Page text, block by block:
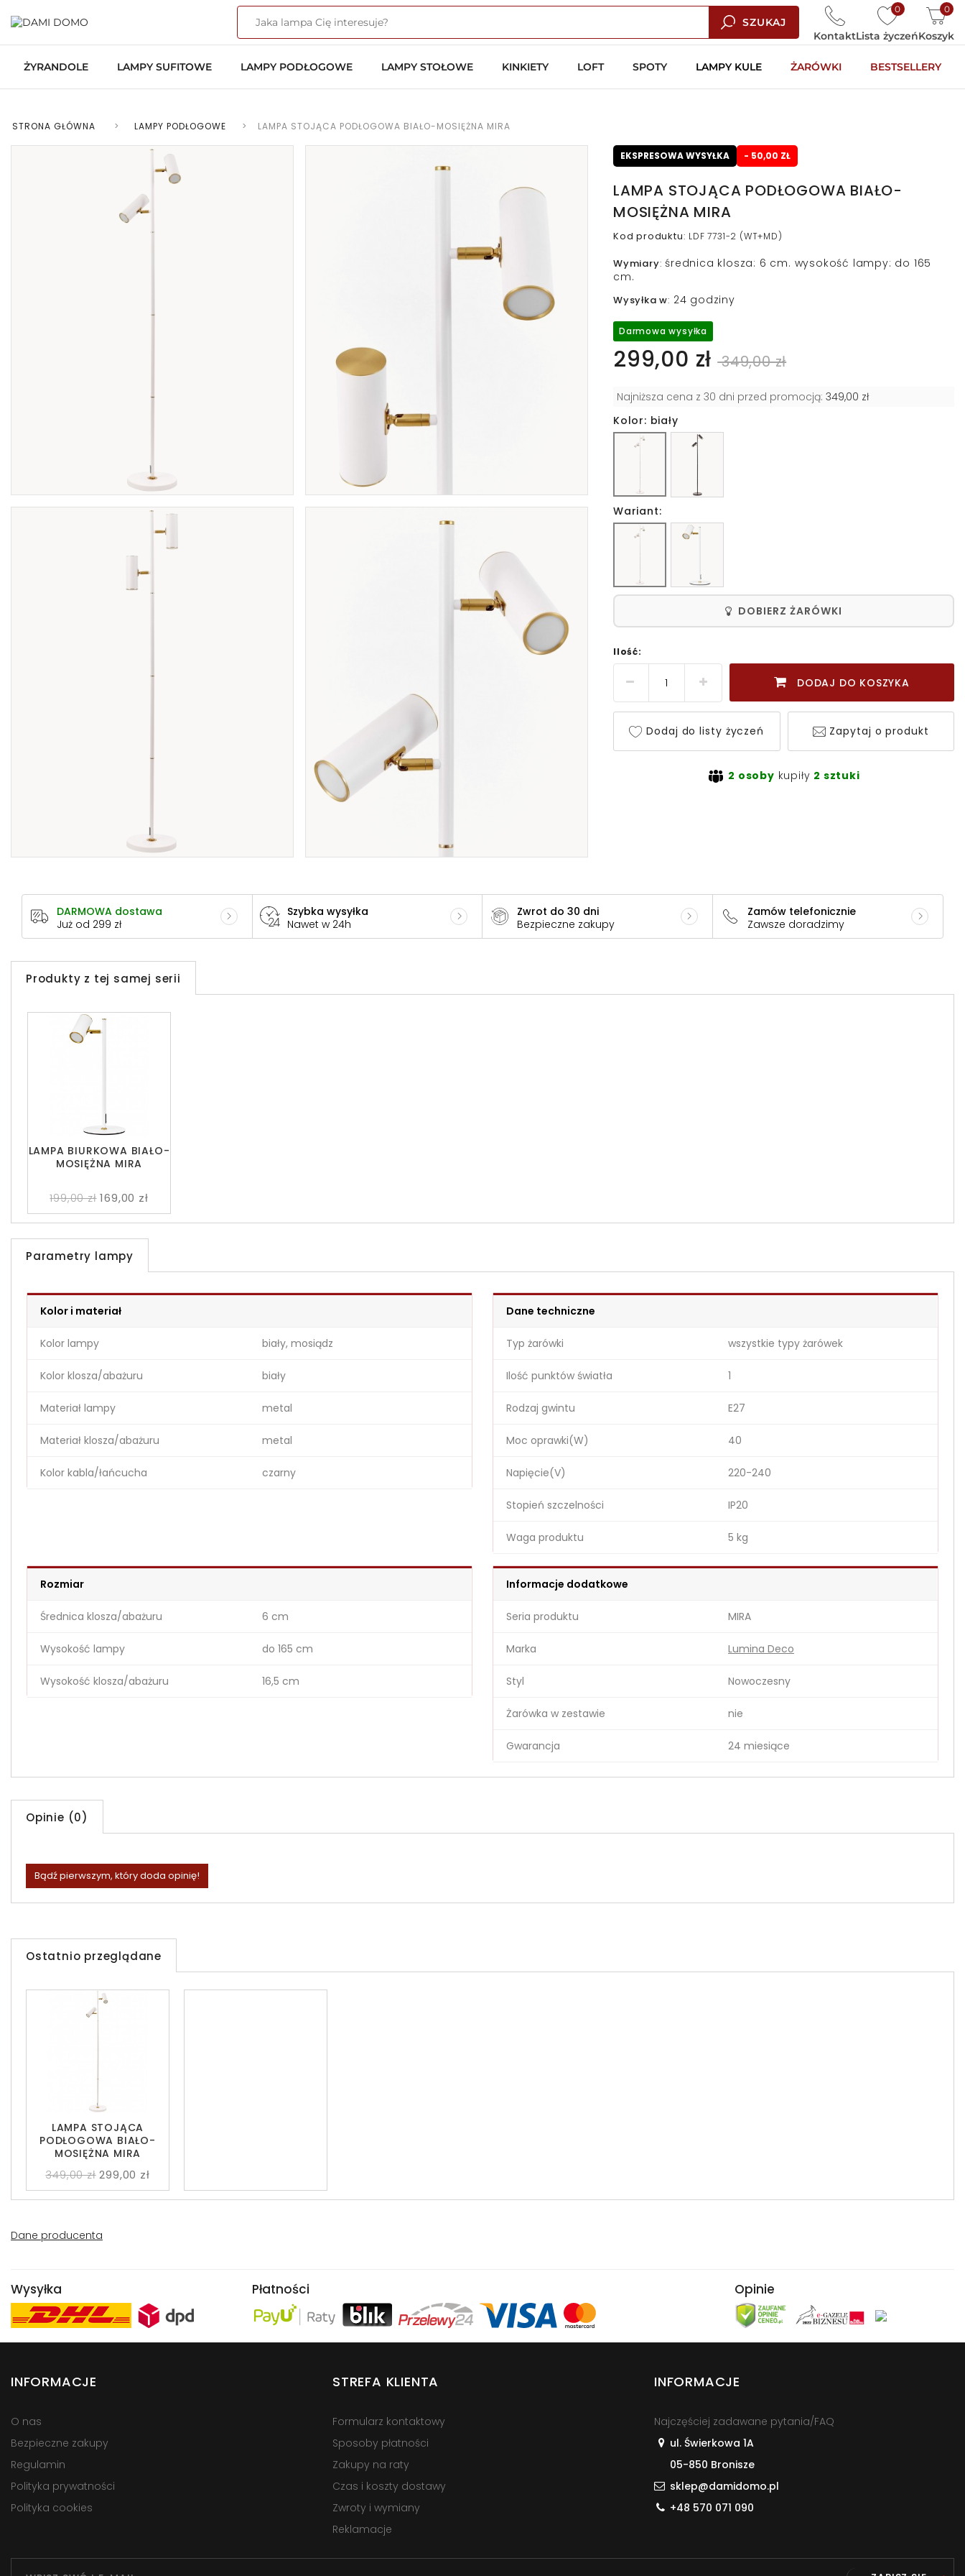
SZUKAJ
0
Lista życzeń
0
Koszyk
Kontakt
ŻYRANDOLE LAMPY SUFITOWE LAMPY PODŁOGOWE LAMPY STOŁOWE KINKIETY LOFT SPOTY LAMPY KULE ŻARÓWKI BESTSELLERY
STRONA GŁÓWNA > LAMPY PODŁOGOWE > LAMPA STOJĄCA PODŁOGOWA BIAŁO-MOSIĘŻNA MIRA
EKSPRESOWA WYSYŁKA - 50,00 ZŁ
LAMPA STOJĄCA PODŁOGOWA BIAŁO-
MOSIĘŻNA MIRA
Kod produktu: LDF 7731-2 (WT+MD)
Wymiary: średnica klosza: 6 cm. wysokość lampy: do 165
cm.
Wysyłka w: 24 godziny
Darmowa wysyłka
299,00 zł 349,00 zł
Najniższa cena z 30 dni przed promocją: 349,00 zł
Kolor: biały
Wariant:
DOBIERZ ŻARÓWKI
Ilość:
DODAJ DO KOSZYKA
Dodaj do listy życzeń Zapytaj o produkt
2 osoby kupiły 2 sztuki
DARMOWA dostawa
Już od 299 zł
Szybka wysyłka
Nawet w 24h
Zwrot do 30 dni
Bezpieczne zakupy
Zamów telefonicznie
Zawsze doradzimy
Produkty z tej samej serii
LAMPA BIURKOWA BIAŁO-
MOSIĘŻNA MIRA
199,00 zł 169,00 zł
Parametry lampy
Kolor i materiał
Kolor lampy biały, mosiądz
Kolor klosza/abażuru biały
Materiał lampy metal
Materiał klosza/abażuru metal
Kolor kabla/łańcucha czarny
Dane techniczne
Typ żarówki wszystkie typy żarówek
Ilość punktów światła 1
Rodzaj gwintu E27
Moc oprawki(W) 40
Napięcie(V) 220-240
Stopień szczelności IP20
Waga produktu 5 kg
Rozmiar
Średnica klosza/abażuru 6 cm
Wysokość lampy do 165 cm
Wysokość klosza/abażuru 16,5 cm
Informacje dodatkowe
Seria produktu MIRA
Marka Lumina Deco
Styl Nowoczesny
Żarówka w zestawie nie
Gwarancja 24 miesiące
Opinie (0)
Bądź pierwszym, który doda opinię!
Ostatnio przeglądane
LAMPA STOJĄCA
PODŁOGOWA BIAŁO-
MOSIĘŻNA MIRA
349,00 zł 299,00 zł
Dane producenta
Wysyłka Płatności Opinie
INFORMACJE
O nas
Bezpieczne zakupy
Regulamin
Polityka prywatności
Polityka cookies
STREFA KLIENTA
Formularz kontaktowy
Sposoby płatności
Zakupy na raty
Czas i koszty dostawy
Zwroty i wymiany
Reklamacje
INFORMACJE
Najczęściej zadawane pytania/FAQ
ul. Świerkowa 1A
05-850 Bronisze
sklep@damidomo.pl
+48 570 071 090